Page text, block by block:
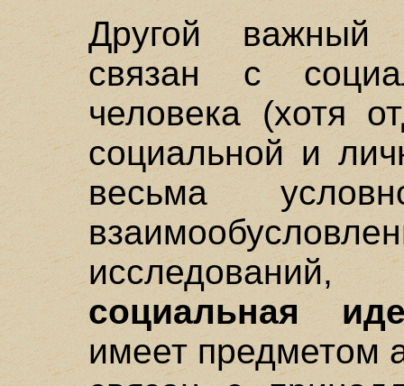
Другой важный
связан с
человека (хотя
социальной и
весьма
социальная
имеет предметом